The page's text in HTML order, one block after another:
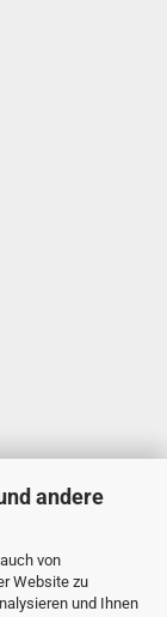
andere
von
Website zu
und Ihnen